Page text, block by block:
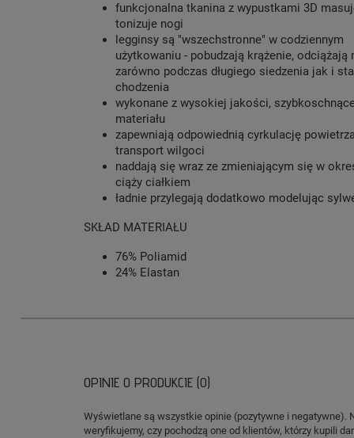
funkcjonalna tkanina z wypustkami 3D
tonizuje nogi
legginsy są "wszechstronne" w codziennym
użytkowaniu - pobudzają krążenie, odciążają
zarówno podczas długiego siedzenia jak i
chodzenia
wykonane z wysokiej jakości,
materiału
zapewniają odpowiednią cyrkulację
transport wilgoci
naddają się wraz ze zmieniającym się w
ciąży ciałkiem
ładnie przylegają dodatkowo modelując
SKŁAD MATERIAŁU
76% Poliamid
24% Elastan
OPINIE O PRODUKCIE (0)
Wyświetlane są wszystkie opinie (pozytywne i negatywne).
weryfikujemy, czy pochodzą one od klientów, którzy kupili